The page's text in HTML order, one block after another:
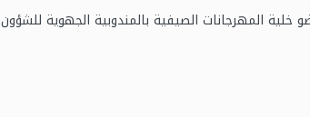
المهرجانات الصيفية بالمندوبية الجهوية للشؤون